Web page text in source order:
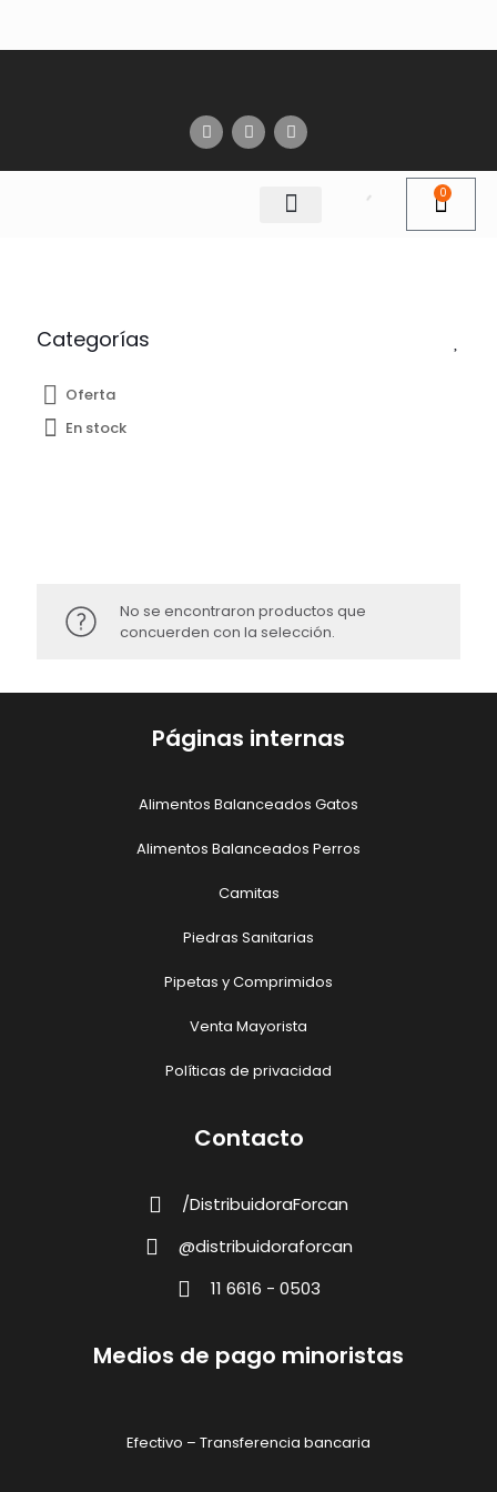
0
Categorías
Oferta
En stock
No se encontraron productos que
concuerden con la selección.
Páginas internas
Alimentos Balanceados Gatos
Alimentos Balanceados Perros
Camitas
Piedras Sanitarias
Pipetas y Comprimidos
Venta Mayorista
Políticas de privacidad
Contacto
/DistribuidoraForcan
@distribuidoraforcan
11 6616 - 0503
Medios de pago minoristas
Efectivo – Transferencia bancaria